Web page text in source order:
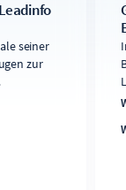
seiner
zur
Als
haben